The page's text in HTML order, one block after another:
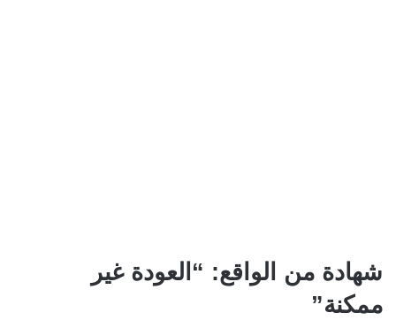
شهادة من الواقع: “العودة غير
ممكنة”